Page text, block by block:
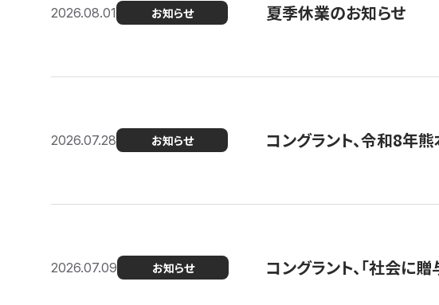
2026.08.01 お知らせ 夏季休業のお知らせ
2026.07.28 お知らせ コングラント、令和8年
2026.07.09 お知らせ コングラント、「社会に